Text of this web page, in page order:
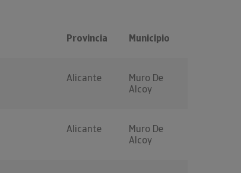
Provincia Municipio
Alicante
Muro De
Alcoy
Alicante
Muro De
Alcoy